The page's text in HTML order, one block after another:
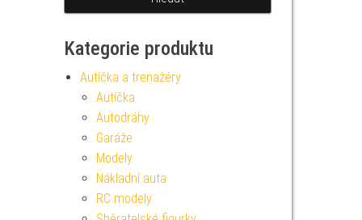
Kategorie produktu
Autíčka a trenažéry
Autíčka
Autodráhy
Garáže
Modely
Nákladní auta
RC modely